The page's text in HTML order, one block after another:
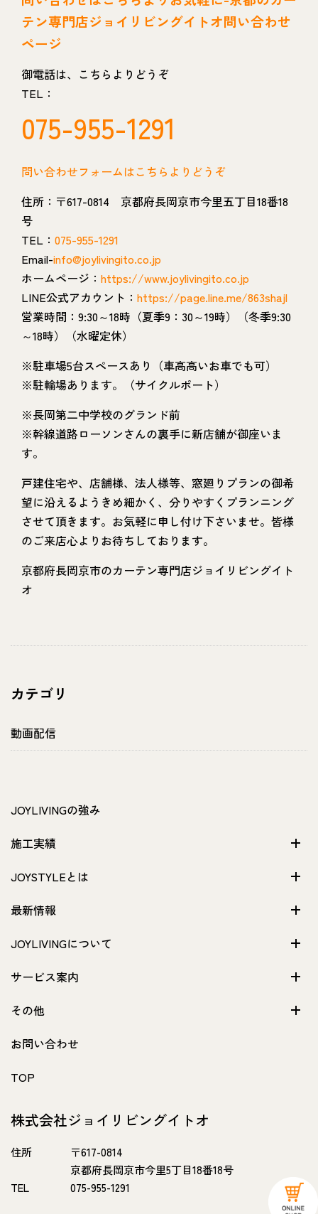
カテゴリ
動画配信
テン専門店ジョイリビングイトオ問い合わせ
ページ
御電話は、こちらよりどうぞ
TEL：
075-955-1291
問い合わせフォームはこちらよりどうぞ
住所：〒617-0814 京都府長岡京市今里五丁目18番18
号
TEL： 075-955-1291
Email-info@joylivingito.co.jp
ホームページ： https://www.joylivingito.co.jp
LINE公式アカウント： https://page.line.me/863shajl
営業時間：9:30～18時（夏季9：30～19時）（冬季9:30
～18時）（水曜定休）
※駐車場5台スペースあり（車高高いお車でも可）
※駐輪場あります。（サイクルポート）
※長岡第二中学校のグランド前
※幹線道路ローソンさんの裏手に新店舗が御座いま
す。
戸建住宅や、店舗様、法人様等、窓廻りプランの御希
望に沿えるようきめ細かく、分りやすくプランニング
させて頂きます。お気軽に申し付け下さいませ。皆様
のご来店心よりお待ちしております。
京都府長岡京市のカーテン専門店ジョイリビングイト
オ
JOYLIVINGの強み
施工実績
JOYSTYLEとは
最新情報
JOYLIVINGについて
サービス案内
その他
お問い合わせ
TOP
株式会社ジョイリビングイトオ
住所
〒617-0814
京都府長岡京市今里5丁目18番18号
TEL
075-955-1291